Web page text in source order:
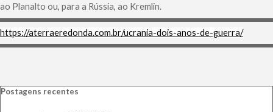
ao Planalto ou, para a Rússia, ao Kremlin.
https://aterraeredonda.com.br/ucrania-dois-anos-de-guerra/
Pular bloco Postagens recentes
Postagens recentes